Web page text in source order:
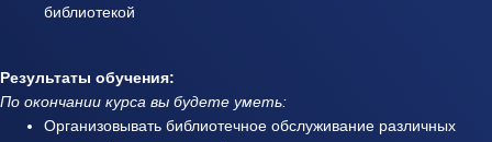
библиотекой
Результаты обучения:
По окончании курса вы будете уметь:
Организовывать библиотечное обслуживание различных